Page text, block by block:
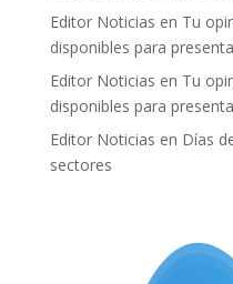
Editor Noticias en Tu
disponibles para
Editor Noticias en Tu
disponibles para
Editor Noticias en Días
sectores